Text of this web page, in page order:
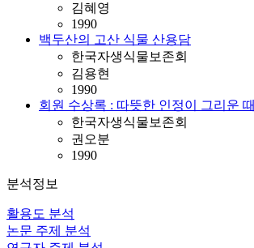
김혜영
1990
백두산의 고산 식물 산용담
한국자생식물보존회
김용현
1990
회원 수상록 : 따뜻한 인정이 그리운 때
한국자생식물보존회
권오분
1990
분석정보
활용도 분석
논문 주제 분석